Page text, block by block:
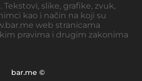
Tekstovi, slike, grafike, zvuk,
kao i način na koji su
web stranicama
pravima i drugim zakonima
bar.me ©